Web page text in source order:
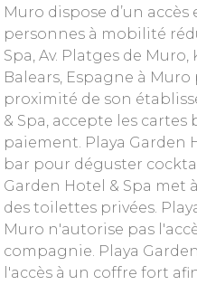
Muro dispose d’un
personnes à mobilité
Spa, Av. Platges de Muro,
Balears, Espagne à
proximité de son
& Spa, accepte les
paiement. Playa Garden
bar pour déguster
Garden Hotel & Spa met
des toilettes privées.
Muro n'autorise pas
compagnie. Playa
l'accès à un coffre fort